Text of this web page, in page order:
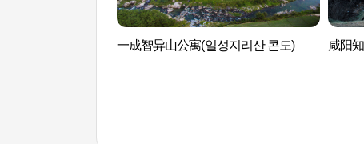
一成智异山公寓(일성지리산 콘도) 咸阳